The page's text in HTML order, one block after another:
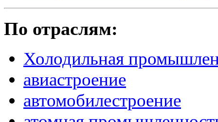
По отраслям:
Холодильная
авиастроение
автомобилестроение